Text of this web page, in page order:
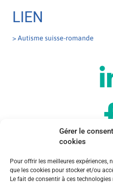
Gérer le
cookies
Pour offrir les meilleures
que les cookies pour stocker et/ou
Le fait de consentir à ces
LIEN
> Autisme suisse-romande